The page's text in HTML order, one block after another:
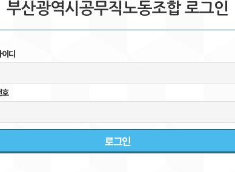
부산광역시공무직노동조합 로그인
디
호